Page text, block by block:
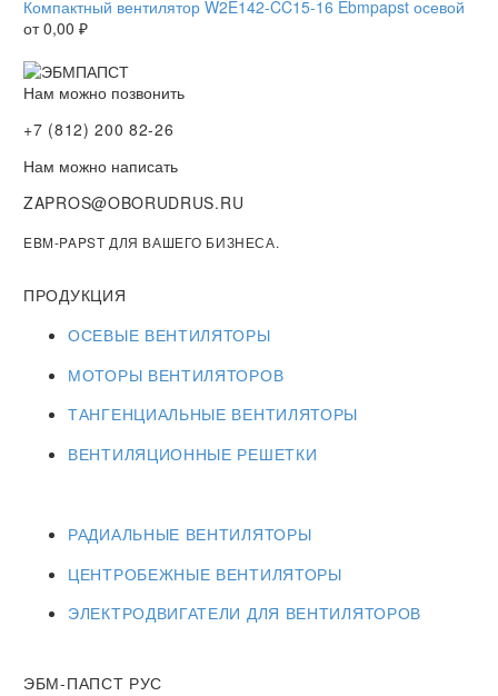
Компактный вентилятор W2E142-CC15-16 Ebmpapst осевой
от0,00 ₽
Нам можно позвонить
+7 (812) 200 82-26
Нам можно написать
ZAPROS@OBORUDRUS.RU
EBM-PAPST ДЛЯ ВАШЕГО БИЗНЕСА.
ПРОДУКЦИЯ
ОСЕВЫЕ ВЕНТИЛЯТОРЫ
МОТОРЫ ВЕНТИЛЯТОРОВ
ТАНГЕНЦИАЛЬНЫЕ ВЕНТИЛЯТОРЫ
ВЕНТИЛЯЦИОННЫЕ РЕШЕТКИ
РАДИАЛЬНЫЕ ВЕНТИЛЯТОРЫ
ЦЕНТРОБЕЖНЫЕ ВЕНТИЛЯТОРЫ
ЭЛЕКТРОДВИГАТЕЛИ ДЛЯ ВЕНТИЛЯТОРОВ
ЭБМ-ПАПСТ РУС